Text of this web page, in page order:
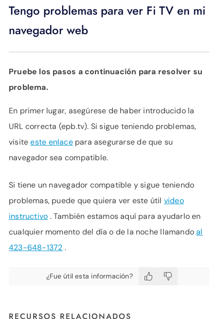
Tengo problemas para ver Fi TV en mi
navegador web
Pruebe los pasos a continuación para resolver su
problema.
En primer lugar, asegúrese de haber introducido la
URL correcta (epb.tv). Si sigue teniendo problemas,
visiteeste enlacepara asegurarse de que su
navegador sea compatible.
Si tiene un navegador compatible y sigue teniendo
problemas, puede que quiera ver este útil video
instructivo . También estamos aquí para ayudarlo en
cualquier momento del día o de la noche llamandoal
423-648-1372 .
¿Fue útil esta información?
RECURSOS RELACIONADOS